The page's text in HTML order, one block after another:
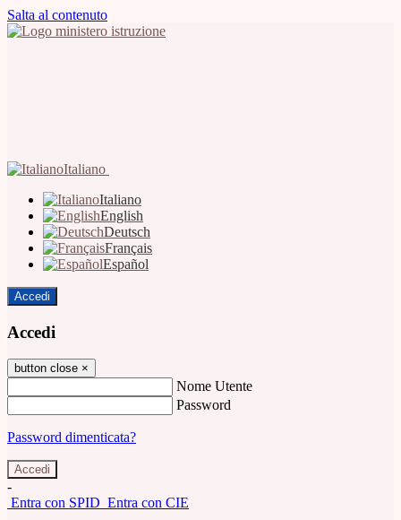
Salta al contenuto
Italiano
Italiano
English
Deutsch
Français
Español
Accedi
Accedi
button close ×
Nome Utente
Password
Password dimenticata?
-
Entra con SPID Entra con CIE